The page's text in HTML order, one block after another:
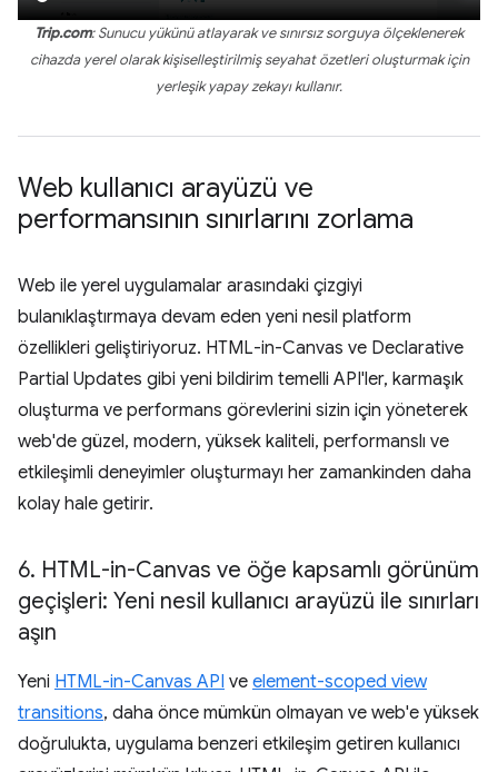
Trip.com: Sunucu yükünü atlayarak ve sınırsız sorguya ölçeklenerek
cihazda yerel olarak kişiselleştirilmiş seyahat özetleri oluşturmak için
yerleşik yapay zekayı kullanır.
Web kullanıcı arayüzü ve
performansının sınırlarını zorlama
Web ile yerel uygulamalar arasındaki çizgiyi
bulanıklaştırmaya devam eden yeni nesil platform
özellikleri geliştiriyoruz. HTML-in-Canvas ve Declarative
Partial Updates gibi yeni bildirim temelli API'ler, karmaşık
oluşturma ve performans görevlerini sizin için yöneterek
web'de güzel, modern, yüksek kaliteli, performanslı ve
etkileşimli deneyimler oluşturmayı her zamankinden daha
kolay hale getirir.
6. HTML-in-Canvas ve öğe kapsamlı görünüm
geçişleri: Yeni nesil kullanıcı arayüzü ile sınırları
aşın
Yeni HTML-in-Canvas API ve element-scoped view
transitions, daha önce mümkün olmayan ve web'e yüksek
doğrulukta, uygulama benzeri etkileşim getiren kullanıcı